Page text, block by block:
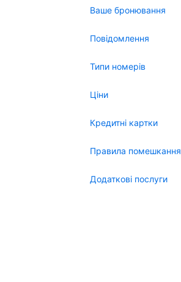
Ваше бронювання
Повідомлення
Типи номерів
Ціни
Кредитні картки
Правила помешкання
Додаткові послуги